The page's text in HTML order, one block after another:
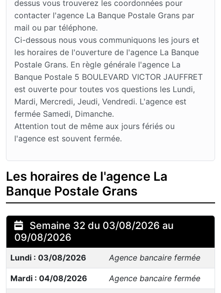
dessus vous trouverez les coordonnées pour
contacter l'agence La Banque Postale Grans par
mail ou par téléphone.
Ci-dessous nous vous communiquons les jours et
les horaires de l'ouverture de l'agence La Banque
Postale Grans. En règle générale l'agence La
Banque Postale 5 BOULEVARD VICTOR JAUFFRET
est ouverte pour toutes vos questions les Lundi,
Mardi, Mercredi, Jeudi, Vendredi. L'agence est
fermée Samedi, Dimanche.
Attention tout de même aux jours fériés ou
l'agence est souvent fermée.
Les horaires de l'agence La
Banque Postale Grans
Semaine 32 du 03/08/2026 au
09/08/2026
Lundi : 03/08/2026 Agence bancaire fermée
Mardi : 04/08/2026 Agence bancaire fermée